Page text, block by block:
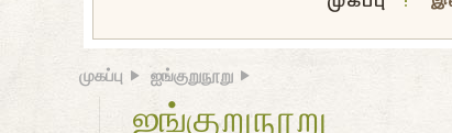
முகப்பு ஐங்குறுநூறு
ஐங்குறுநூறு